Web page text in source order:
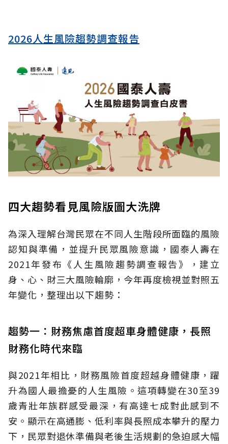
2026人生風險趨勢調查報告
四大趨勢看見風險版圖大洗牌
為深入理解台灣民眾在不同人生階段所面臨的風險
認知與準備，並提升民眾風險意識，國泰人壽在
2021年發布《人生風險趨勢調查報告》，建立
身、心、財三大風險輪廓，今年再度檢視並對照五
年變化，整理出以下趨勢：
趨勢一：財務焦慮首度超車身體健康，長照
財務化時代來臨
與2021年相比，財務風險首度超越身體健康，躍
升為國人最擔憂的人生風險。這項轉變在30至39
歲青壯年族群感受最深，有高達七成對此感到不
安。顯示在高通膨、低利率與長照成本攀升的壓力
下，民眾對退休準備與老後生活規劃的急迫感大幅